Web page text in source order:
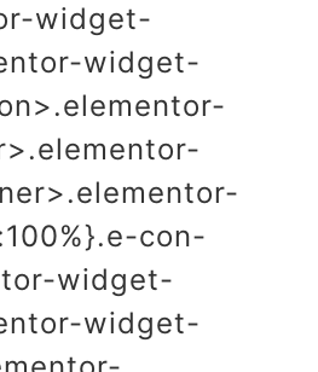
widget-
widget-
con-
widget-
widget-